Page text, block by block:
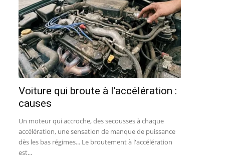
Voiture qui broute à l’accélération :
causes
Un moteur qui accroche, des secousses à chaque
accélération, une sensation de manque de puissance
dès les bas régimes... Le broutement à l'accélération
est...